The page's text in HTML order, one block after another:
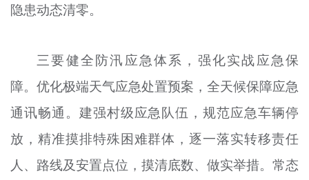
隐患动态清零。
三要健全防汛应急体系，强化实战应急保
障。优化极端天气应急处置预案，全天候保障应急
通讯畅通。建强村级应急队伍，规范应急车辆停
放，精准摸排特殊困难群体，逐一落实转移责任
人、路线及安置点位，摸清底数、做实举措。常态